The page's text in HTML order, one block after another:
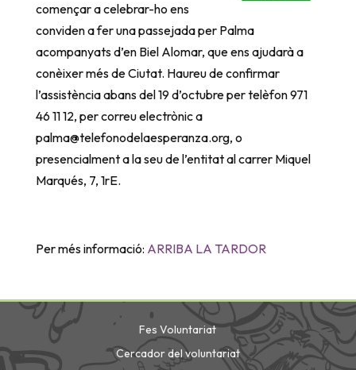
començar a celebrar-ho ens
conviden a fer una passejada per Palma
acompanyats d’en Biel Alomar, que ens ajudarà a
conèixer més de Ciutat. Haureu de confirmar
l’assistència abans del 19 d’octubre per telèfon 971
46 11 12, per correu electrònic a
palma@telefonodelaesperanza.org, o
presencialment a la seu de l’entitat al carrer Miquel
Marqués, 7, 1rE.
Per més informació: ARRIBA LA TARDOR
Fes Voluntariat
Cercador del voluntariat